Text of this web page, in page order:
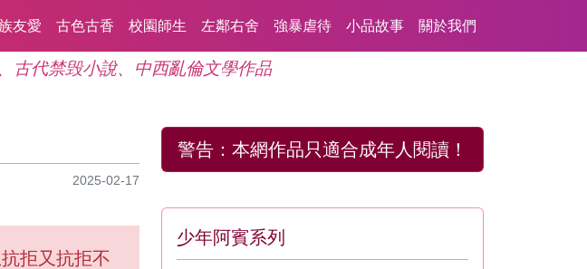
友愛 古色古香 校園師生 左鄰右舍 強暴虐待 小品故事 關於我們
古代禁毁小說、中西亂倫文學作品
警告： 本網作品只適合成年人閱讀！
2025-02-17
拒又抗拒不
少年阿賓系列